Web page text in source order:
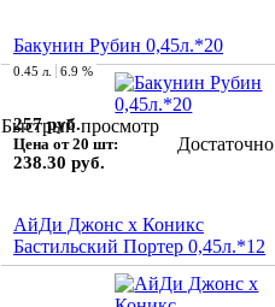
Бакунин Рубин 0,45л.*20
Быстрый просмотр
0.45 л. 6.9 %
257 руб.
Цена от 20 шт:
238.30 руб.
Достаточно
АйДи Джонс х Коникс
Бастильский Портер 0,45л.*12